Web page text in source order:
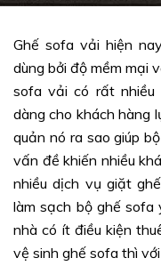
Ghế sofa vải hiện
dùng bởi độ mềm mại
sofa vải có rất nhiều
dàng cho khách hàng
quản nó ra sao giúp
vấn đề khiến nhiều
nhiều dịch vụ giặt
làm sạch bộ ghế sofa
nhà có ít điều kiện
vệ sinh ghế sofa thì